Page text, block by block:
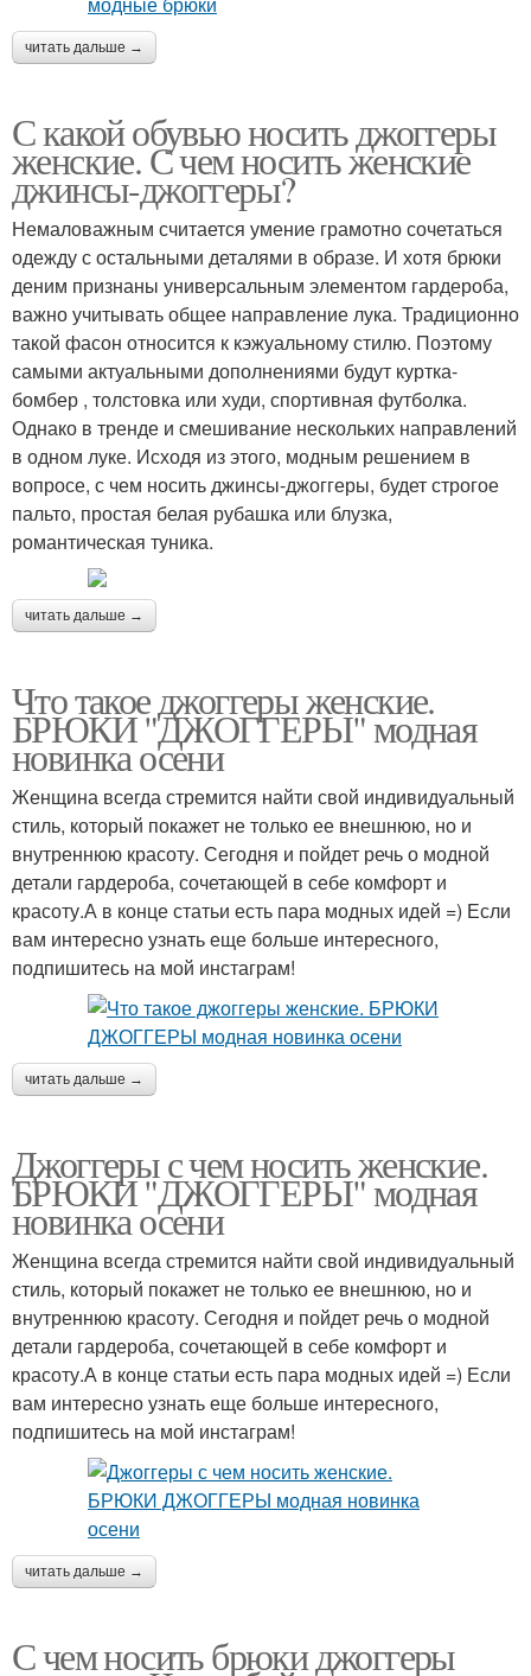
читать дальше →
С какой обувью носить джоггеры
женские. С чем носить женские
джинсы-джоггеры?
Немаловажным считается умение грамотно сочетаться
одежду с остальными деталями в образе. И хотя брюки
деним признаны универсальным элементом гардероба,
важно учитывать общее направление лука. Традиционно
такой фасон относится к кэжуальному стилю. Поэтому
самыми актуальными дополнениями будут куртка-
бомбер , толстовка или худи, спортивная футболка.
Однако в тренде и смешивание нескольких направлений
в одном луке. Исходя из этого, модным решением в
вопросе, с чем носить джинсы-джоггеры, будет строгое
пальто, простая белая рубашка или блузка,
романтическая туника.
читать дальше →
Что такое джоггеры женские.
БРЮКИ "ДЖОГГЕРЫ" модная
новинка осени
Женщина всегда стремится найти свой индивидуальный
стиль, который покажет не только ее внешнюю, но и
внутреннюю красоту. Сегодня и пойдет речь о модной
детали гардероба, сочетающей в себе комфорт и
красоту.А в конце статьи есть пара модных идей =) Если
вам интересно узнать еще больше интересного,
подпишитесь на мой инстаграм!
читать дальше →
Джоггеры с чем носить женские.
БРЮКИ "ДЖОГГЕРЫ" модная
новинка осени
Женщина всегда стремится найти свой индивидуальный
стиль, который покажет не только ее внешнюю, но и
внутреннюю красоту. Сегодня и пойдет речь о модной
детали гардероба, сочетающей в себе комфорт и
красоту.А в конце статьи есть пара модных идей =) Если
вам интересно узнать еще больше интересного,
подпишитесь на мой инстаграм!
читать дальше →
С чем носить брюки джоггеры